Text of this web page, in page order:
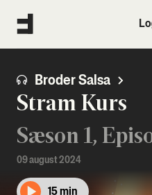
Broder Salsa
Stram Kurs
Sæson 1,
09 august 2024
15 min